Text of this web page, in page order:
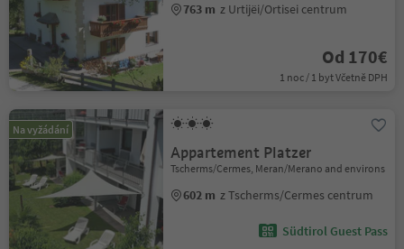
763 m z Urtijëi/Ortisei centrum
Od 170€
1 noc / 1 byt Včetně DPH
Na vyžádání
Appartement Platzer
Tscherms/Cermes, Meran/Merano and environs
602 m z Tscherms/Cermes centrum
Südtirol Guest Pass